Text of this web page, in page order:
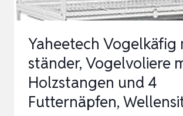
R
I…
Yaheetech Vogelkäfig
ständer, Vogelvoliere
Holzstangen und 4
Futternäpfen,